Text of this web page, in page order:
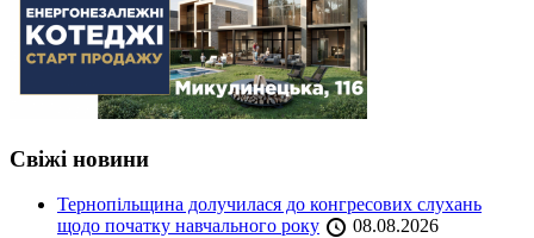
Свіжі новини
Тернопільщина долучилася до конгресових слухань
щодо початку навчального року
08.08.2026